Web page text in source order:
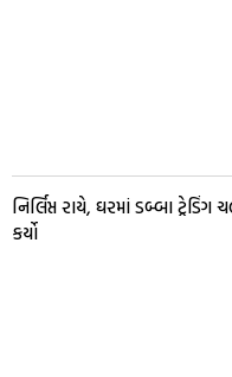
નિર્લિપ્ત રાયે, ઘરમાં ડબ્બા
કર્યો